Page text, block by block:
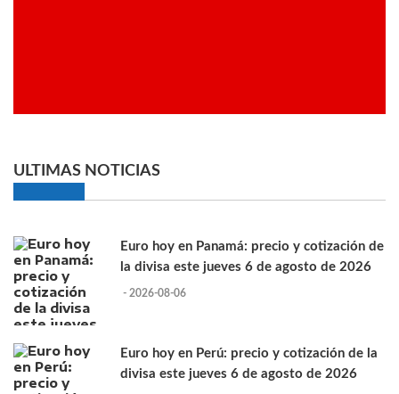
ULTIMAS NOTICIAS
Euro hoy en Panamá: precio y cotización de
la divisa este jueves 6 de agosto de 2026
- 2026-08-06
Euro hoy en Perú: precio y cotización de la
divisa este jueves 6 de agosto de 2026